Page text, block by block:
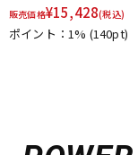
販売価格¥15,428(税込)
ポイント：1% (140pt)